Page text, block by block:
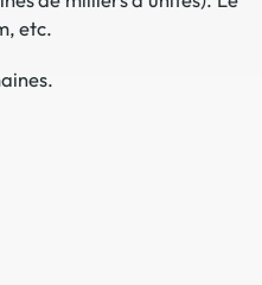
etc.